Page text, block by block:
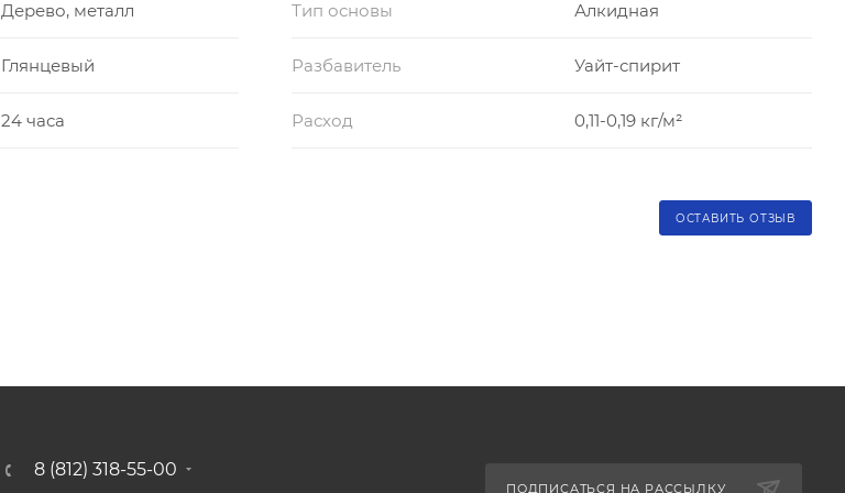
Дерево, металл Тип основы Алкидная
Глянцевый Разбавитель Уайт-спирит
24 часа Расход 0,11-0,19 кг/м²
ОСТАВИТЬ ОТЗЫВ
8 (812) 318-55-00
ПОДПИСАТЬСЯ НА РАССЫЛКУ